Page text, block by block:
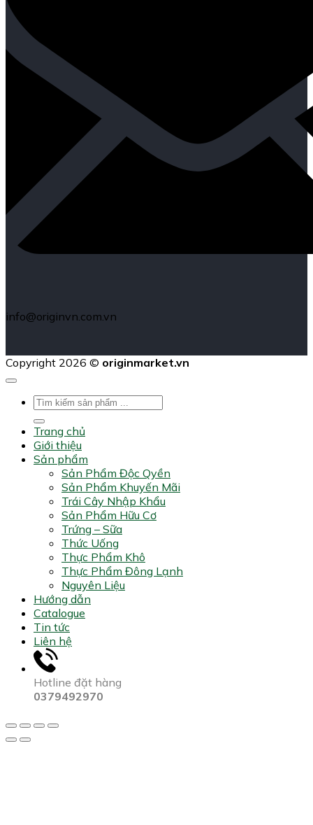
info@originvn.com.vn
Copyright 2026 © originmarket.vn
Tìm
kiếm:
Trang chủ
Giới thiệu
Sản phẩm
Sản Phẩm Độc Qyền
Sản Phẩm Khuyến Mãi
Trái Cây Nhập Khẩu
Sản Phẩm Hữu Cơ
Trứng – Sữa
Thức Uống
Thực Phẩm Khô
Thực Phẩm Đông Lạnh
Nguyên Liệu
Hướng dẫn
Catalogue
Tin tức
Liên hệ
Hotline đặt hàng
0379492970